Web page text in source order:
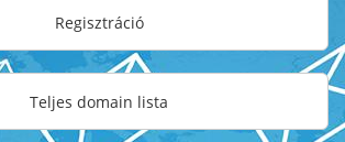
Regisztráció
Teljes domain lista